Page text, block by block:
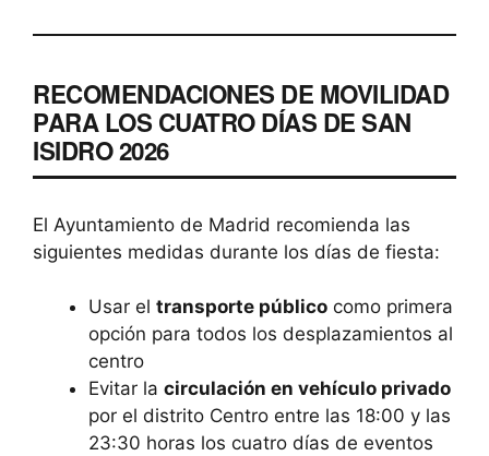
RECOMENDACIONES DE MOVILIDAD
PARA LOS CUATRO DÍAS DE SAN
ISIDRO 2026
El Ayuntamiento de Madrid recomienda las
siguientes medidas durante los días de fiesta:
Usar el transporte público como primera
opción para todos los desplazamientos al
centro
Evitar la circulación en vehículo privado
por el distrito Centro entre las 18:00 y las
23:30 horas los cuatro días de eventos